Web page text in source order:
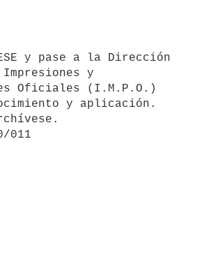
y
Oficiales (I.M.P.O.)
y aplicación.